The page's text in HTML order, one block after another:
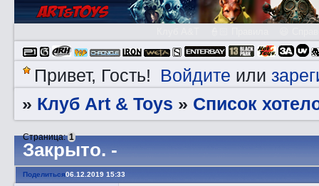
Привет, Гость! Войдите или
» Клуб Art & Toys » Список
Закрытo. -
Страница:1
Поделиться06.12.2019 15:33